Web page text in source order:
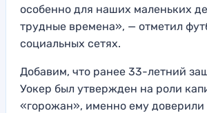
особенно для наших маленьких
трудные времена», — отметил
социальных сетях.
Добавим, что ранее 33-летний
Уокер был утвержден на роли
«горожан», именно ему доверили